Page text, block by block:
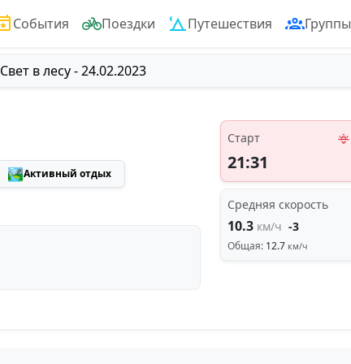
События Поездки Путешествия Группы
Свет в лесу - 24.02.2023
🏞️Активный отдых
Старт
21:31
Средняя скорость
10.3 км/ч -3
Общая: 12.7 км/ч